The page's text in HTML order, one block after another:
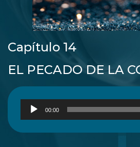
Capítulo 14
EL PECADO DE LA
Audio
Player
00:00